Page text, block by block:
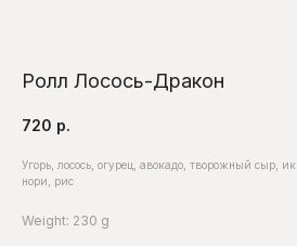
Ролл Лосось-Дракон
720 р.
Угорь, лосось, огурец, авокадо, творожный сыр,
нори, рис
Weight: 230 g